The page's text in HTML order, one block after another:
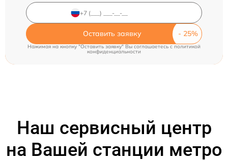
Оставить заявку
Нажимая на кнопку "Оставить заявку" Вы соглашаетесь cполитикой
конфиденциальности
Наш сервисный центр
на Вашей станции метро